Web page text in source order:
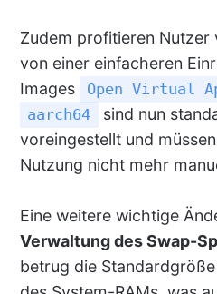
Zudem profitieren Nutzer
von einer einfacheren
Images
Open Virtual
aarch64
sind nun
voreingestellt und
Nutzung nicht mehr
Eine weitere wichtige
Verwaltung des Swap-
betrug die